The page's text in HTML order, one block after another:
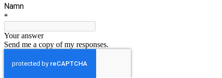
Namn
*
Your answer
Send me a copy of my responses.